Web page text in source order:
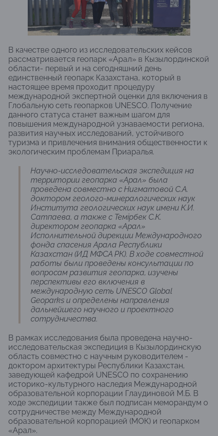
В качестве одного из исследовательских кейсов
рассматривается геопарк «Арал» в Кызылординской
области- первый и на сегодняшний день
единственный геопарк Казахстана, который в
настоящее время проходит процедуру
международной экспертной оценки для включения в
Глобальную сеть геопарков UNESCO. Получение
данного статуса станет важным шагом для
повышения международной узнаваемости региона,
развития научных исследований, устойчивого
туризма и привлечения внимания общественности к
экологическим проблемам Приаралья.
Научно-исследовательская экспедиция на
территории геопарка «Арал» была
проведена совместно с Нигматовой С.А.
доктором геолого-минералогических наук
Института геологических наук имени К.И.
Сатпаева, а также с Темірбек С.К.
директором геопарка «Арал»
Исполнительной дирекции Международного
фонда спасения Арала Республики
Казахстан (ИД МФСА РК). В ходе совместной
работы были проведены консультации по
вопросам развития геопарка, изучены
перспективы его включения в
международную сеть UNESCO Global
Geoparks и определены направления
дальнейшего научного и проектного
сотрудничества.
В рамках исследования была проведена научно-
исследовательская экспедиция в Кызылординскую
область совместно с научным руководителем -
доктором архитектуры Республики Казахстан,
заведующей кафедрой UNESCO по сохранению
историко-культурного наследия Международной
образовательной корпорации Глаудиновой М.Б. В
ходе экспедиции также был подписан меморандум о
сотрудничестве между Международной
образовательной корпорацией (МОК) и геопарком
«Арал».